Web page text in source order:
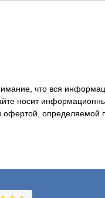
что вся
носит
офертой, определяемой